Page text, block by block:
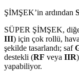
ŞİMŞEK’in ardından
SÜPER ŞİMŞEK,
III) için çok rollü,
şekilde tasarlandı; saf
destekli (RF veya IIR
yapabiliyor.